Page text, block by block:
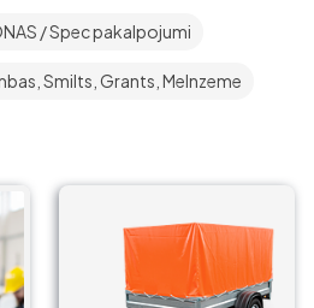
€100/Mēn.
: Ar un Bez
145s
/ Spec pakalpojumi
Smilts, Grants, Melnzeme